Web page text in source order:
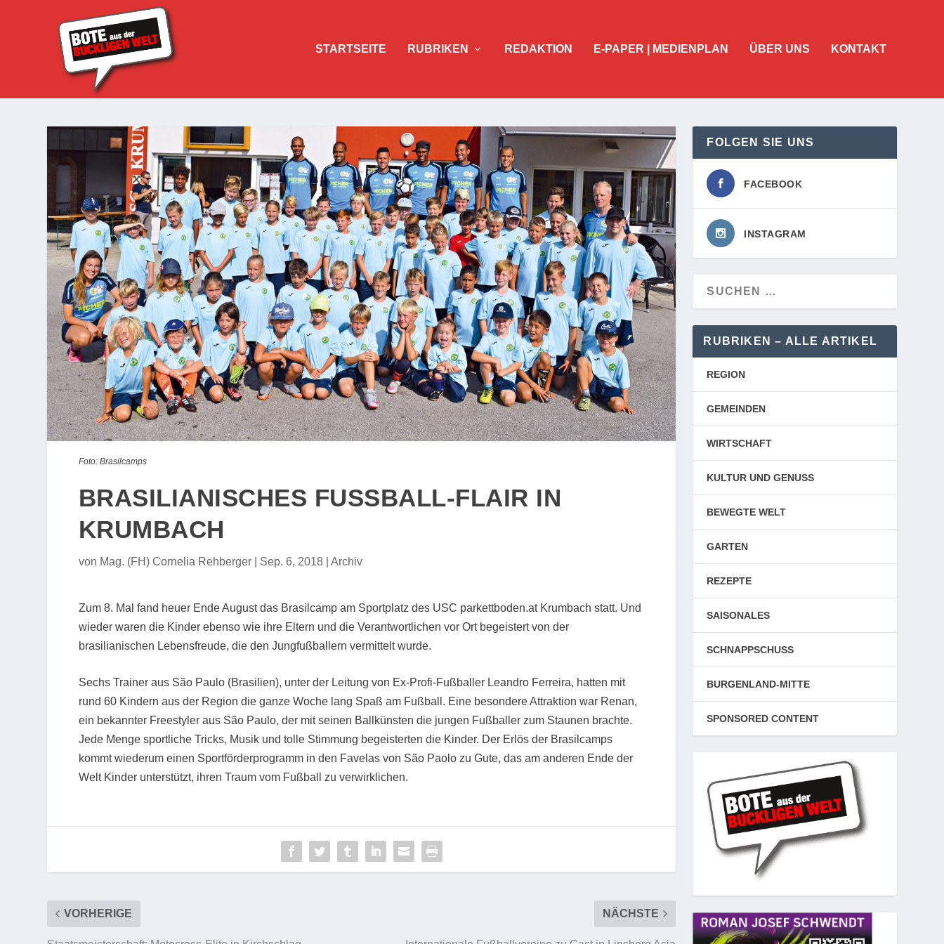
STARTSEITE RUBRIKEN REDAKTION E-PAPER | MEDIENPLAN ÜBER UNS KONTAKT
Foto: Brasilcamps
BRASILIANISCHES FUSSBALL-FLAIR IN K
RUMBACH
von Mag. (FH) Cornelia Rehberger| Sep. 6, 2018| Archiv
Zum 8. Mal fand heuer Ende August das Brasilcamp am Sportplatz des USC parkettboden.at Krumbach statt. Und
wieder waren die Kinder ebenso wie ihre Eltern und die Verantwortlichen vor Ort begeistert von der
brasilianischen Lebensfreude, die den Jungfußballern vermittelt wurde.
Sechs Trainer aus São Paulo (Brasilien), unter der Leitung von Ex-Profi-Fußballer Leandro Ferreira, hatten mit
rund 60 Kindern aus der Region die ganze Woche lang Spaß am Fußball. Eine besondere Attraktion war Renan,
ein bekannter Freestyler aus São Paulo, der mit seinen Ballkünsten die jungen Fußballer zum Staunen brachte.
Jede Menge sportliche Tricks, Musik und tolle Stimmung begeisterten die Kinder. Der Erlös der Brasilcamps
kommt wiederum einen Sportförderprogramm in den Favelas von São Paolo zu Gute, das am anderen Ende der
Welt Kinder unterstützt, ihren Traum vom Fußball zu verwirklichen.
VORHERIGE NÄCHSTE
FOLGEN SIE UNS
FACEBOOK
INSTAGRAM
RUBRIKEN – ALLE ARTIKEL
REGION
GEMEINDEN
WIRTSCHAFT
KULTUR UND GENUSS
BEWEGTE WELT
GARTEN
REZEPTE
SAISONALES
SCHNAPPSCHUSS
BURGENLAND-MITTE
SPONSORED CONTENT